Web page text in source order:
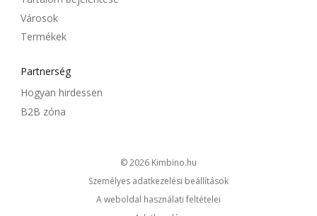
Városok
Termékek
Partnerség
Hogyan hirdessen
B2B zóna
© 2026
kimbino.hu
Személyes adatkezelési beállítások
A weboldal használati feltételei